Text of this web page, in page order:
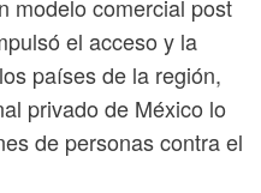
modelo comercial post
el acceso y la
países de la región,
privado de México lo
de personas contra el